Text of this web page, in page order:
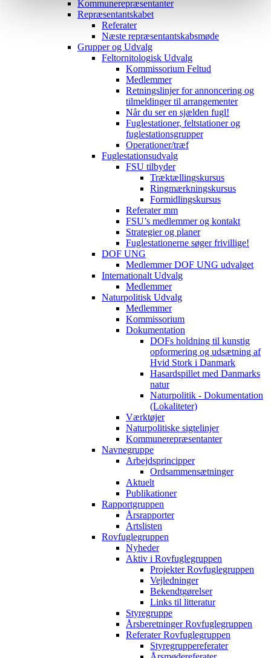
Kommunerepræsentanter
Repræsentantskabet
Referater
Næste repræsentantskabsmøde
Grupper og Udvalg
Feltornitologisk Udvalg
Kommissorium Feltud
Medlemmer
Retningslinjer for annoncering og
tilmeldinger til arrangementer
Når du ser en sjælden fugl!
Fuglestationer, feltstationer og
fuglestationsgrupper
Operationer/træf
Fuglestationsudvalg
FSU tilbyder
Træktællingskursus
Ringmærkningskursus
Formidlingskursus
Referater mm
FSU’s medlemmer og kontakt
Strategier og planer
Fuglestationerne søger frivillige!
DOF UNG
Medlemmer DOF UNG udvalget
Internationalt Udvalg
Medlemmer
Naturpolitisk Udvalg
Medlemmer
Kommissorium
Dokumentation
DOFs holdning til kunstig
opformering og udsætning af
Hvid Stork i Danmark
Hasardspillet med Danmarks
natur
Naturpolitik - Dokumentation
(Lokaliteter)
Værktøjer
Naturpolitiske sigtelinjer
Kommunerepræsentanter
Navnegruppe
Arbejdsprincipper
Ordsammensætninger
Aktuelt
Publikationer
Rapportgruppen
Årsrapporter
Artslisten
Rovfuglegruppen
Nyheder
Aktiv i Rovfuglegruppen
Projekter Rovfuglegruppen
Vejledninger
Bekendtgørelser
Links til litteratur
Styregruppe
Årsberetninger Rovfuglegruppen
Referater Rovfuglegruppen
Styregruppereferater